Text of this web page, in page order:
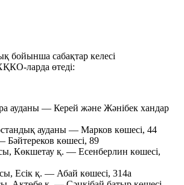
бойынша сабақтар келесі
ларда өтеді:
ауданы — Керей және Жәнібек хандар
ауданы — Марков көшесі, 44
көшесі, 89
Көкшетау қ. — Есенберлин көшесі,
Есік қ. — Абай көшесі, 314а